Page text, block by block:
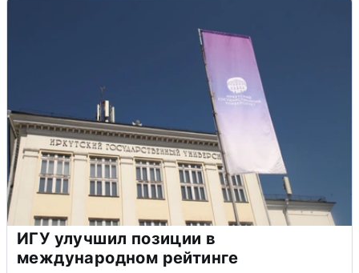
ИГУ улучшил позиции в
международном рейтинге